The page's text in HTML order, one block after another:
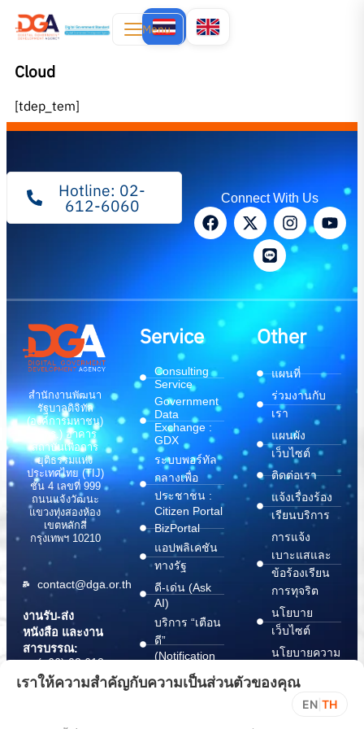
Menu
Cloud
[tdep_tem]
Hotline: 02-
612-6060 Connect With Us
สำนักงานพัฒนา
รัฐบาลดิจิทัล
(องค์การมหาชน)
(สพร.) อาคาร
สถาบันเพื่อการ
ยุติธรรมแห่ง
ประเทศไทย (TIJ)
ชั้น 4 เลขที่ 999
ถนนแจ้งวัฒนะ
แขวงทุ่งสองห้อง
เขตหลักสี่
กรุงเทพฯ 10210
contact@dga.or.th
งานรับ-ส่ง
หนังสือ และงาน
สารบรรณ:
(+66) 02 612
6000
saraban@dga.or.th
Service
Consulting
Service
Government
Data
Exchange :
GDX
ระบบพอร์ทัล
กลางเพื่อ
ประชาชน :
Citizen Portal
BizPortal
แอปพลิเคชัน
ทางรัฐ
ดี-เด่น (Ask
AI)
บริการ “เตือน
ดี”
(Notification
บริการ
Other
แผนที่
ร่วมงานกับ
เรา
แผนผัง
เว็บไซต์
ติดต่อเรา
แจ้งเรื่องร้อง
เรียนบริการ
การแจ้ง
เบาะแสและ
ข้อร้องเรียน
การทุจริต
นโยบาย
เว็บไซต์
นโยบายความ
ปลอดภัย
สารสนเทศ
เราให้ความสำคัญกับความเป็นส่วนตัวของคุณ
EN TH